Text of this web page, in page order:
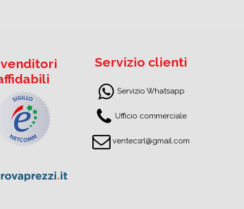
Servizio clienti
Servizio Whatsapp
Ufficio commerciale
ventecsrl@gmail.com